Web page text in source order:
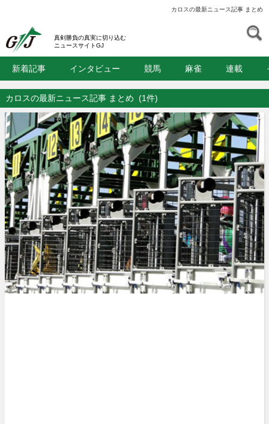
カロスの最新ニュース記事 まとめ
真剣勝負の真実に切り込む
ニュースサイトGJ
新着記事 インタビュー 競馬 麻雀 連載
カロスの最新ニュース記事 まとめ (1件)